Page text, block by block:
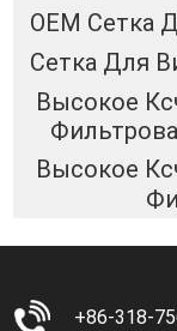
OEM Сетка
Сетка Для
Высокое
Высокое
+86-318-